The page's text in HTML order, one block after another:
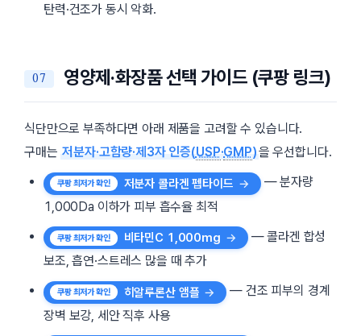
탄력·건조가 동시 악화.
영양제·화장품 선택 가이드 (쿠팡 링크)
식단만으로 부족하다면 아래 제품을 고려할 수 있습니다.
구매는 저분자·고함량·제3자 인증(USP·GMP)을 우선합니다.
저분자 콜라겐 펩타이드
— 분자량
1,000Da 이하가 피부 흡수율 최적
비타민C 1,000mg
— 콜라겐 합성
보조, 흡연·스트레스 많을 때 추가
히알루론산 앰플
— 건조 피부의 경계
장벽 보강, 세안 직후 사용